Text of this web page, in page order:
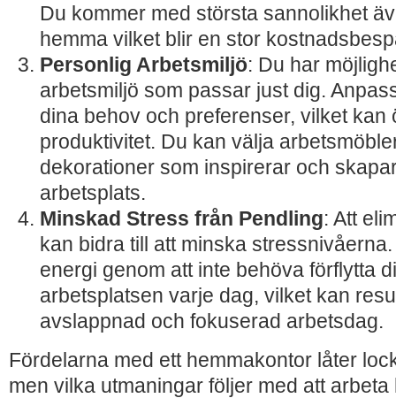
Du kommer med största sannolikhet
hemma vilket blir en stor
Personlig Arbetsmiljö: Du har
arbetsmiljö som passar just dig.
dina behov och preferenser, vilket kan
produktivitet. Du kan välja
dekorationer som inspirerar och
arbetsplats.
Minskad Stress från Pendling: Att
kan bidra till att minska
energi genom att inte behöva förflytta
arbetsplatsen varje dag, vilket kan
avslappnad och fokuserad arbetsdag.
Fördelarna med ett hemmakontor låter
men vilka utmaningar följer med att